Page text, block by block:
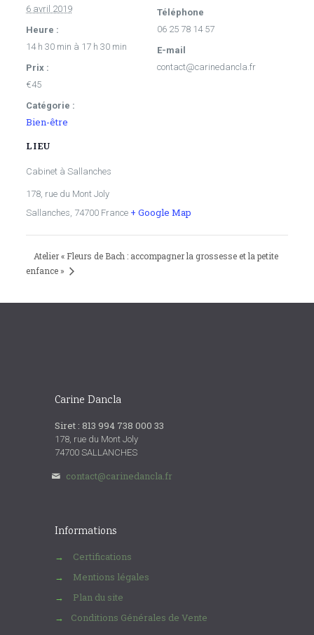
6 avril 2019
Heure :
14 h 30 min à 17 h 30 min
Prix :
€45
Catégorie :
Bien-être
LIEU
Cabinet à Sallanches
178, rue du Mont Joly
Sallanches, 74700 France + Google Map
Téléphone
06 25 78 14 57
E-mail
contact@carinedancla.fr
Atelier « Fleurs de Bach : accompagner la grossesse et la petite
enfance »
Carine Dancla
Siret : 813 994 738 000 33
178, rue du Mont Joly
74700 SALLANCHES
contact@carinedancla.fr
Informations
→ Certifications
→ Mentions légales
→ Plan du site
→ Conditions Générales de Vente